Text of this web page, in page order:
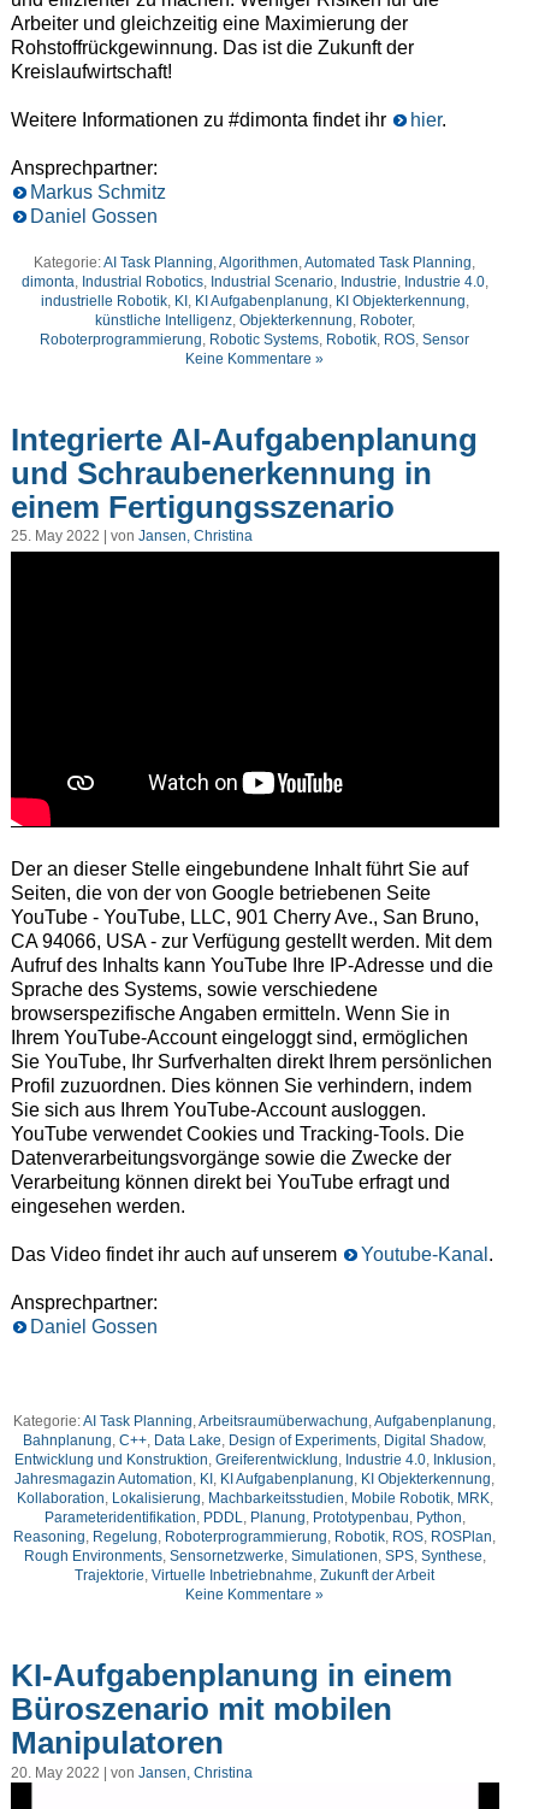
Arbeiter und gleichzeitig eine Maximierung der
Rohstoffrückgewinnung. Das ist die Zukunft der
Kreislaufwirtschaft!
Weitere Informationen zu #dimonta findet ihr hier.
Ansprechpartner:
Markus Schmitz
Daniel Gossen
Kategorie:AI Task Planning ,Algorithmen ,Automated Task Planning
dimonta Industrial Robotics, Industrial Scenario, Industrie Industrie 4.0,
industrielle Robotik, KI, KI Aufgabenplanung KI Objekterkennung
künstliche Intelligenz, Objekterkennung Roboter,
Roboterprogrammierung Robotic Systems Robotik ROS ,Sensor
Keine Kommentare »
Integrierte AI-Aufgabenplanung
und Schraubenerkennung in
einem Fertigungsszenario
25. May 2022 | von Jansen, Christina
Der an dieser Stelle eingebundene Inhalt führt Sie auf
Seiten, die von der von Google betriebenen Seite
YouTube - YouTube, LLC, 901 Cherry Ave., San Bruno,
CA 94066, USA - zur Verfügung gestellt werden. Mit dem
Aufruf des Inhalts kann YouTube Ihre IP-Adresse und die
Sprache des Systems, sowie verschiedene
browserspezifische Angaben ermitteln. Wenn Sie in
Ihrem YouTube-Account eingeloggt sind, ermöglichen
Sie YouTube, Ihr Surfverhalten direkt Ihrem persönlichen
Profil zuzuordnen. Dies können Sie verhindern, indem
Sie sich aus Ihrem YouTube-Account ausloggen.
YouTube verwendet Cookies und Tracking-Tools. Die
Datenverarbeitungsvorgänge sowie die Zwecke der
Verarbeitung können direkt bei YouTube erfragt und
eingesehen werden.
Das Video findet ihr auch auf unserem Youtube-Kanal .
Ansprechpartner:
Daniel Gossen
Kategorie:AI Task Planning,Arbeitsraumüberwachung,Aufgabenplanung,
Bahnplanung,C++, Data Lake, Design of Experiments, Digital Shadow,
Entwicklung und Konstruktion, Greiferentwicklung, Industrie 4.0, Inklusion,
Jahresmagazin Automation, KI, KI Aufgabenplanung, KI Objekterkennung,
Kollaboration, Lokalisierung, Machbarkeitsstudien, Mobile Robotik, MRK,
Parameteridentifikation, PDDL, Planung, Prototypenbau, Python,
Reasoning, Regelung, Roboterprogrammierung, Robotik, ROS, ROSPlan,
Rough Environments, Sensornetzwerke, Simulationen, SPS, Synthese,
Trajektorie,Virtuelle Inbetriebnahme,Zukunft der Arbeit
Keine Kommentare »
KI-Aufgabenplanung in einem
Büroszenario mit mobilen
Manipulatoren
20. May 2022 | von Jansen, Christina